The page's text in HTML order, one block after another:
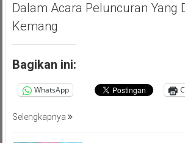
Dalam Acara Peluncuran Yang
Kemang
Bagikan ini:
WhatsApp
Selengkapnya